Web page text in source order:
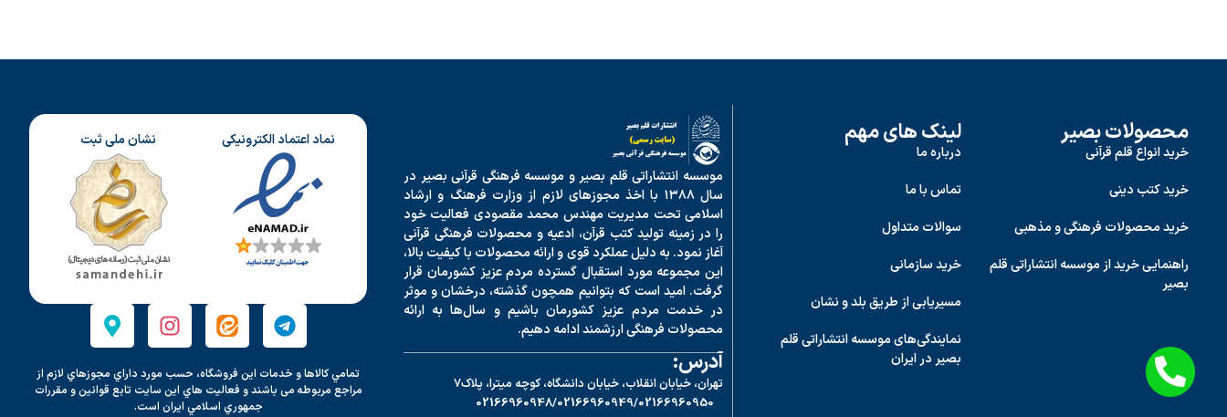
محصولات بصیر
خرید انواع قلم قرآنی
خرید کتب دینی
خرید محصولات فرهنگی و مذهبی
راهنمایی خرید از موسسه انتشاراتی قلم
بصیر
لینک های مهم
درباره ما
تماس با ما
سوالات متداول
خرید سازمانی
مسیریابی از طریق بلد و نشان
نمایندگی‌های موسسه انتشاراتی قلم
بصیر در ایران
موسسه انتشاراتی قلم بصیر و موسسه فرهنگی قرآنی بصیر در
سال ۱۳۸۸ با اخذ مجوزهای لازم از وزارت فرهنگ و ارشاد
اسلامی تحت مدیریت مهندس محمد مقصودی فعالیت خود
را در زمینه تولید کتب قرآن، ادعیه و محصولات فرهنگی قرآنی
آغاز نمود. به دلیل عملکرد قوی و ارائه محصولات با کیفیت بالا،
این مجموعه مورد استقبال گسترده مردم عزیز کشورمان قرار
گرفت. امید است که بتوانیم همچون گذشته، درخشان و موثر
در خدمت مردم عزیز کشورمان باشیم و سال‌ها به ارائه
محصولات فرهنگی ارزشمند ادامه دهیم.
آدرس:
تهران، خیابان انقلاب، خیابان دانشگاه، کوچه میترا، پلاک7
02166960950/
02166960949/
02166960948
نماد اعتماد الکترونیکی نشان ملی ثبت
تمامي كالاها و خدمات اين فروشگاه، حسب مورد داراي مجوزهاي لازم از
مراجع مربوطه می باشند و فعاليت هاي اين سايت تابع قوانين و مقررات
جمهوري اسلامي ايران است.